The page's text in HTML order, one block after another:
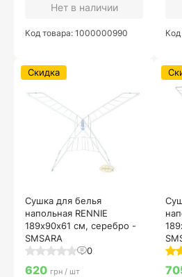
Нет в наличии
Код товара: 1000000990
Сушка для белья
напольная RENNIE
189х90х61 см, серебро -
SMSARA
0
Скидка
620 грн / шт